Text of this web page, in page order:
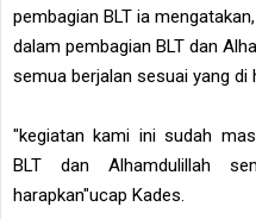
pembagian BLT ia
dalam pembagian BLT dan
semua berjalan sesuai yang di
"kegiatan kami ini sudah
BLT dan Alhamdulillah
harapkan"ucap Kades.